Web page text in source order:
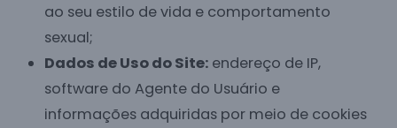
ao seu estilo de vida e comportamento
sexual;
Dados de Uso do Site: endereço de IP,
software do Agente do Usuário e
informações adquiridas por meio de cookies